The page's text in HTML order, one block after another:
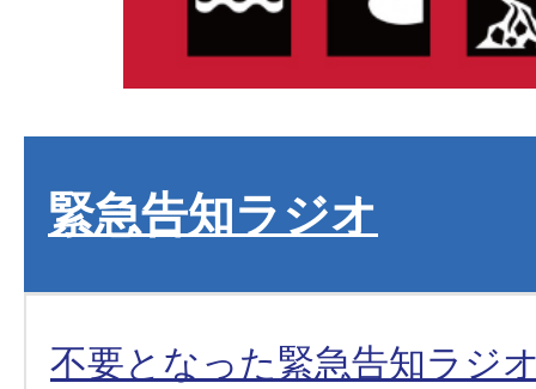
緊急告知ラジオ
不要となった緊急告知ラジ